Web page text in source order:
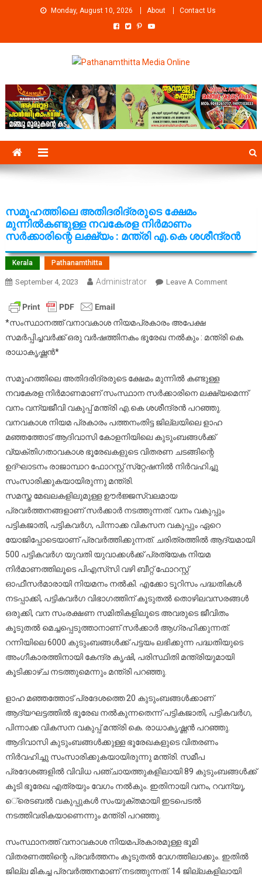
Monday, August 10, 2026 About Contact Us
Pathanamthitta Media Online
സമൂഹത്തിലെ അതിദരിദ്രരുടെ ക്ഷേമം
മുന്നില്‍കണ്ടുള്ള നവകേരള നിര്‍മാണം
സര്‍ക്കാരിന്റെ ലക്ഷ്യം : മന്ത്രി എ.കെ ശശീന്ദ്രന്‍
Kerala Pathanamthitta
September 4, 2023 Administrator Leave A CommentOn
ലക്ഷ്യം
*സംസ്ഥാനത്ത് വനാവകാശ നിയമപ്രകാരം അപേക്ഷ
സമര്‍പ്പിച്ചവര്‍ക്ക് ഒരു വര്‍ഷത്തിനകം ഭൂരേഖ നല്‍കും : മന്ത്രി കെ.
രാധാകൃഷ്ണന്‍*
സമൂഹത്തിലെ അതിദരിദ്രരുടെ ക്ഷേമം മുന്നില്‍ കണ്ടുള്ള
നവകേരള നിര്‍മാണമാണ് സംസ്ഥാന സര്‍ക്കാരിനെ ലക്ഷ്യമെന്ന്
വനം വന്യജീവി വകുപ്പ് മന്ത്രി എ.കെ ശശീന്ദ്രന്‍ പറഞ്ഞു.
വനവകാശ നിയമ പ്രകാരം പത്തനംതിട്ട ജില്ലയിലെ ളാഹ
മഞ്ഞത്തോട് ആദിവാസി കോളനിയിലെ കുടുംബങ്ങള്‍ക്ക്
വ്യക്തിഗതാവകാശ ഭൂരേഖകളുടെ വിതരണ ചടങ്ങിന്റെ
ഉദ്ഘാടനം രാജാമ്പാറ ഫോറസ്റ്റ് സ്‌റ്റേഷനില്‍ നിര്‍വഹിച്ചു
സംസാരിക്കുകയായിരുന്നു മന്ത്രി.
സമസ്ത മേഖലകളിലുമുള്ള ഊര്‍ജ്ജസ്വലമായ
പ്രവര്‍ത്തനങ്ങളാണ് സര്‍ക്കാര്‍ നടത്തുന്നത്. വനം വകുപ്പും
പട്ടികജാതി, പട്ടികവര്‍ഗ, പിന്നാക്ക വികസന വകുപ്പും ഏറെ
യോജിപ്പോടെയാണ് പ്രവര്‍ത്തിക്കുന്നത്. ചരിത്രത്തില്‍ ആദ്യമായി
500 പട്ടികവര്‍ഗ യുവതി യുവാക്കള്‍ക്ക് പ്രത്യേക നിയമ
നിര്‍മാണത്തിലൂടെ പിഎസ്‌സി വഴി ബീറ്റ് ഫോറസ്റ്റ്
ഓഫീസര്‍മാരായി നിയമനം നല്‍കി. എക്കോ ടൂറിസം പദ്ധതികള്‍
നടപ്പാക്കി, പട്ടികവര്‍ഗ വിഭാഗത്തിന് കൂടുതല്‍ തൊഴിലവസരങ്ങള്‍
ഒരുക്കി, വന സംരക്ഷണ സമിതികളിലൂടെ അവരുടെ ജീവിതം
കൂടുതല്‍ മെച്ചപ്പെടുത്താനാണ് സര്‍ക്കാര്‍ ആഗ്രഹിക്കുന്നത്.
റന്നിയിലെ 6000 കുടുംബങ്ങള്‍ക്ക് പട്ടയം ലഭിക്കുന്ന പദ്ധതിയുടെ
അംഗീകാരത്തിനായി കേന്ദ്ര കൃഷി, പരിസ്ഥിതി മന്ത്രിയുമായി
കൂടിക്കാഴ്ച നടത്തുമെന്നും മന്ത്രി പറഞ്ഞു.
ളാഹ മഞ്ഞത്തോട് പ്രദേശത്തെ 20 കുടുംബങ്ങള്‍ക്കാണ്
ആദ്യഘട്ടത്തില്‍ ഭൂരേഖ നല്‍കുന്നതെന്ന് പട്ടികജാതി, പട്ടികവര്‍ഗ,
പിന്നാക്ക വികസന വകുപ്പ് മന്ത്രി കെ. രാധാകൃഷ്ണന്‍ പറഞ്ഞു.
ആദിവാസി കുടുംബങ്ങള്‍ക്കുള്ള ഭൂരേഖകളുടെ വിതരണം
നിര്‍വഹിച്ചു സംസാരിക്കുകയായിരുന്നു മന്ത്രി. സമീപ
പ്രദേശങ്ങളില്‍ വിവിധ പഞ്ചായത്തുകളിലായി 89 കുടുംബങ്ങള്‍ക്ക്
കൂടി ഭൂരേഖ എത്രയും വേഗം നല്‍കും. ഇതിനായി വനം, റവന്യൂ,
െ്രെടബല്‍ വകുപ്പുകള്‍ സംയുക്തമായി ഇടപെടല്‍
നടത്തിവരികയാണെന്നും മന്ത്രി പറഞ്ഞു.
സംസ്ഥാനത്ത് വനാവകാശ നിയമപ്രകാരമുള്ള ഭൂമി
വിതരണത്തിന്റെ പ്രവര്‍ത്തനം കൂടുതല്‍ വേഗത്തിലാക്കും. ഇതില്‍
ജില്ല മികച്ച പ്രവര്‍ത്തനമാണ് നടത്തുന്നത്. 14 ജില്ലകളിലായി